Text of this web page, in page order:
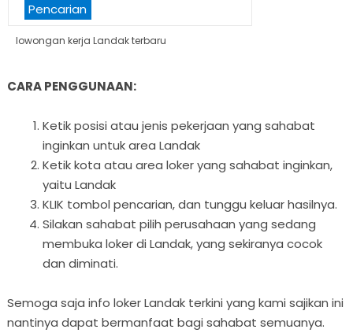
Pencarian
lowongan kerja Landak terbaru
CARA PENGGUNAAN:
Ketik posisi atau jenis pekerjaan yang sahabat
inginkan untuk area Landak
Ketik kota atau area loker yang sahabat inginkan,
yaitu Landak
KLIK tombol pencarian, dan tunggu keluar hasilnya.
Silakan sahabat pilih perusahaan yang sedang
membuka loker di Landak, yang sekiranya cocok
dan diminati.
Semoga saja info loker Landak terkini yang kami sajikan ini
nantinya dapat bermanfaat bagi sahabat semuanya.